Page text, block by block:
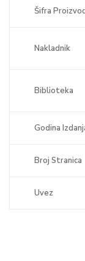
Šifra
Nakladnik
Biblioteka
Godina
Broj Stranica
Uvez